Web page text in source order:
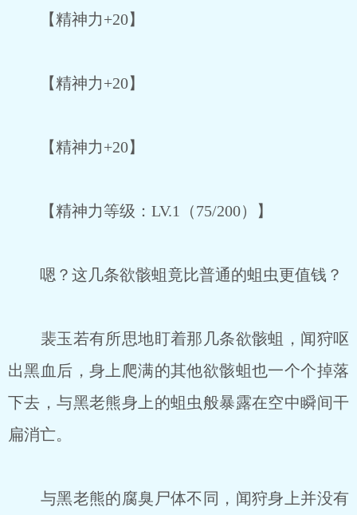
【精神力+20】
【精神力+20】
【精神力+20】
【精神力等级：LV.1（75/200）】
嗯？这几条欲骸蛆竟比普通的蛆虫更值钱？
裴玉若有所思地盯着那几条欲骸蛆，闻狩呕
出黑血后，身上爬满的其他欲骸蛆也一个个掉落
下去，与黑老熊身上的蛆虫般暴露在空中瞬间干
扁消亡。
与黑老熊的腐臭尸体不同，闻狩身上并没有